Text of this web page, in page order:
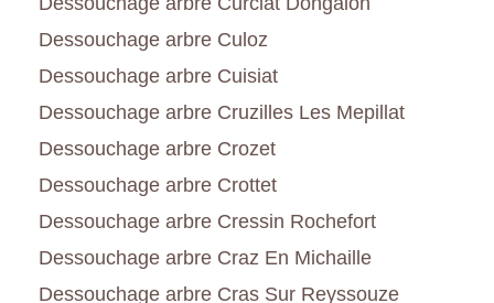
Dessouchage arbre Culoz
Dessouchage arbre Cuisiat
Dessouchage arbre Cruzilles Les Mepillat
Dessouchage arbre Crozet
Dessouchage arbre Crottet
Dessouchage arbre Cressin Rochefort
Dessouchage arbre Craz En Michaille
Dessouchage arbre Cras Sur Reyssouze